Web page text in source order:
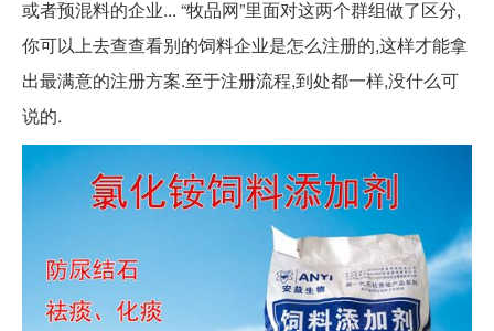
或者预混料的企业... “牧品网”里面对这两个群组做了区分,
你可以上去查查看别的饲料企业是怎么注册的,这样才能拿
出最满意的注册方案.至于注册流程,到处都一样,没什么可
说的.